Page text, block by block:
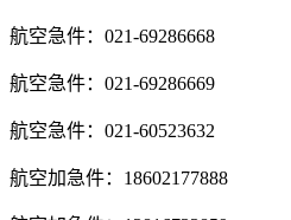
航空急件：021-69286668
航空急件：021-69286669
航空急件：021-60523632
航空加急件：18602177888